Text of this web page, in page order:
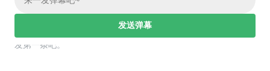
发送弹幕
，发第一条吧。